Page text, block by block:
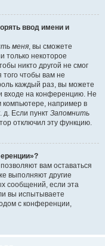
ввод имени и
меня, вы сможете
только некоторое
никто другой не смог
того чтобы вам не
каждый раз, вы можете
входе на конференцию. Не
компьютере, например в
д. Если пункт Запомнить
отключил эту функцию.
вам оставаться
выполняют другие
сообщений, если эта
вы испытываете
с конференции,